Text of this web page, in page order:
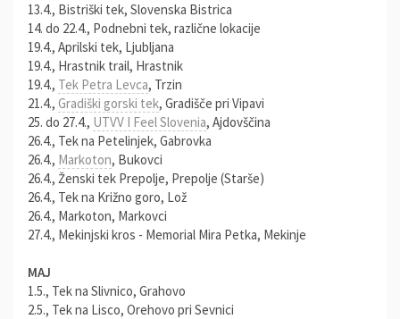
13.4., Bistriški tek, Slovenska Bistrica
14. do 22.4., Podnebni tek, različne lokacije
19.4., Aprilski tek, Ljubljana
19.4., Hrastnik trail, Hrastnik
19.4., Tek Petra Levca, Trzin
21.4., Gradiški gorski tek, Gradišče pri Vipavi
25. do 27.4., UTVV I Feel Slovenia, Ajdovščina
26.4., Tek na Petelinjek, Gabrovka
26.4., Markoton, Bukovci
26.4., Ženski tek Prepolje, Prepolje (Starše)
26.4., Tek na Križno goro, Lož
26.4., Markoton, Markovci
27.4., Mekinjski kros - Memorial Mira Petka, Mekinje
MAJ
1.5., Tek na Slivnico, Grahovo
2.5., Tek na Lisco, Orehovo pri Sevnici